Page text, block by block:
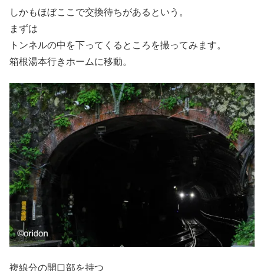
しかもほぼここで交換待ちがあるという。
まずは
トンネルの中を下ってくるところを撮ってみます。
箱根湯本行きホームに移動。
複線分の開口部を持つ